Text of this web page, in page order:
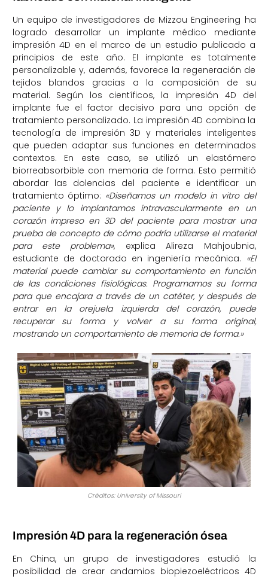
Un equipo de investigadores de Mizzou Engineering ha
logrado desarrollar un implante médico mediante
impresión 4D en el marco de un estudio publicado a
principios de este año. El implante es totalmente
personalizable y, además, favorece la regeneración de
tejidos blandos gracias a la composición de su
material. Según los científicos, la impresión 4D del
implante fue el factor decisivo para una opción de
tratamiento personalizado. La impresión 4D combina la
tecnología de impresión 3D y materiales inteligentes
que pueden adaptar sus funciones en determinados
contextos. En este caso, se utilizó un elastómero
biorreabsorbible con memoria de forma. Esto permitió
abordar las dolencias del paciente e identificar un
tratamiento óptimo: «Diseñamos un modelo in vitro del
paciente y lo implantamos intravascularmente en un
corazón impreso en 3D del paciente para mostrar una
prueba de concepto de cómo podría utilizarse el material
para este problema», explica Alireza Mahjoubnia,
estudiante de doctorado en ingeniería mecánica. «El
material puede cambiar su comportamiento en función
de las condiciones fisiológicas. Programamos su forma
para que encajara a través de un catéter, y después de
entrar en la orejuela izquierda del corazón, puede
recuperar su forma y volver a su forma original,
mostrando un comportamiento de memoria de forma.»
Créditos: University of Missouri
Impresión 4D para la regeneración ósea
En China, un grupo de investigadores estudió la
posibilidad de crear andamios biopiezoeléctricos 4D